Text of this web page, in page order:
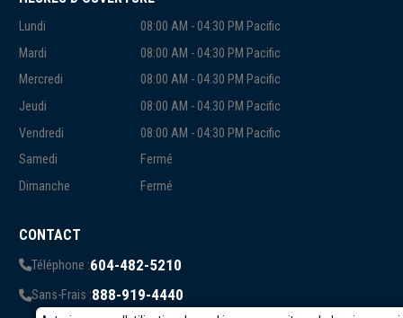
Lundi
08:00 AM - 04:30 PM Pacific
Mardi
08:00 AM - 04:30 PM Pacific
Mercredi
08:00 AM - 04:30 PM Pacific
Jeudi
08:00 AM - 04:30 PM Pacific
Vendredi
08:00 AM - 04:30 PM Pacific
Samedi
Fermé
Dimanche
Fermé
CONTACT
Téléphone :604-482-5210
Sans-Frais :888-919-4440